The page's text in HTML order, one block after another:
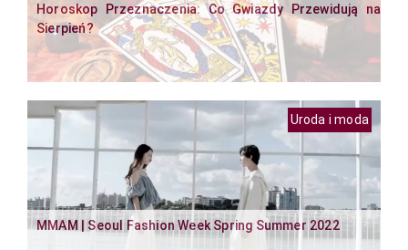
Horoskop Przeznaczenia: Co Gwiazdy Przewidują na
Sierpień?
MMAM | Seoul Fashion Week Spring Summer 2022
Uroda i moda